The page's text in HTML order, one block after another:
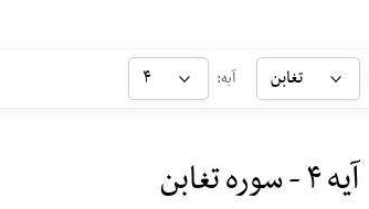
تغابن آیه: ۴
آیه ۴ - سوره تغابن